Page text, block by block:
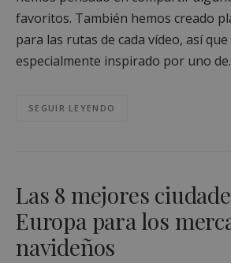
favoritos. También hemos creado
para las rutas de cada vídeo, así
especialmente inspirado por uno
SEGUIR LEYENDO
Las 8 mejores
Europa para los
navideños